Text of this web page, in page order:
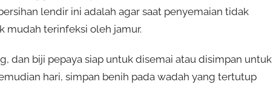
lendir ini adalah agar saat penyemaian tidak
mudah terinfeksi oleh jamur.
dan biji pepaya siap untuk disemai atau disimpan untuk
hari, simpan benih pada wadah yang tertutup